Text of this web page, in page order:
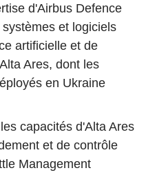
d'Airbus Defence
et logiciels
artificielle et de
Ares, dont les
en Ukraine
capacités d'Alta Ares
et de contrôle
Management